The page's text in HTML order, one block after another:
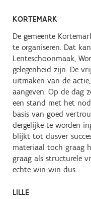
KORTEMARK
De gemeente
te organiseren. Dat
Lenteschoonmaak,
gelegenheid zijn. De
uitmaken van de
aangeven. Op de dag
een stand met het
basis van goed
dergelijke te worden
blijkt tot dusver
materiaal toch graag
graag als structurele
echte win-win dus.
LILLE